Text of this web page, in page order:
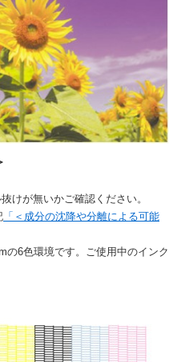
けが無いかご確認ください。
「＜成分の沈降や分離による可能
6色環境です。ご使用中のインク